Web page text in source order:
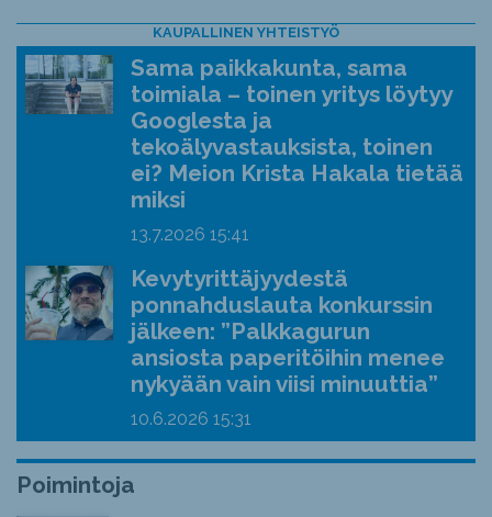
KAUPALLINEN YHTEISTYÖ
Sama paikkakunta, sama
toimiala – toinen yritys löytyy
Googlesta ja
tekoälyvastauksista, toinen
ei? Meion Krista Hakala tietää
miksi
13.7.2026 15:41
Kevytyrittäjyydestä
ponnahduslauta konkurssin
jälkeen: ”Palkkagurun
ansiosta paperitöihin menee
nykyään vain viisi minuuttia”
10.6.2026 15:31
Poimintoja